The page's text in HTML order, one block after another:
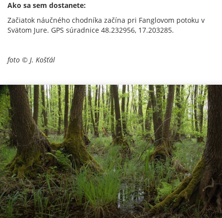
Ako sa sem dostanete:
Začiatok náučného chodníka začína pri Fanglovom potoku v
Svätom Jure. GPS súradnice 48.232956, 17.203285.
foto © J. Košťál